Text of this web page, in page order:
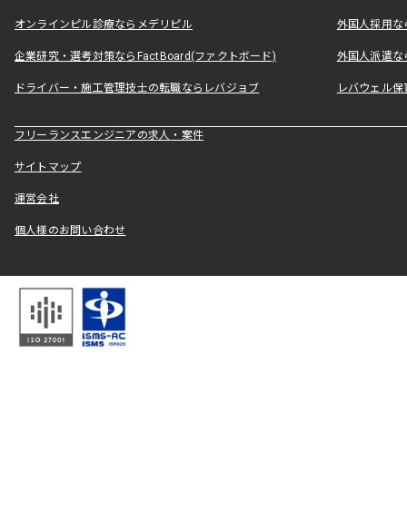
オンラインピル診療ならメデリピル 外国人採用
企業研究・選考対策ならFactBoard(ファクトボード) 外国人派遣な
ドライバー・施工管理技士の転職ならレバジョブ レバウェル
フリーランスエンジニアの求人・案件
サイトマップ
運営会社
個人様のお問い合わせ